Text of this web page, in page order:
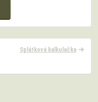
Splátková kalkulačka